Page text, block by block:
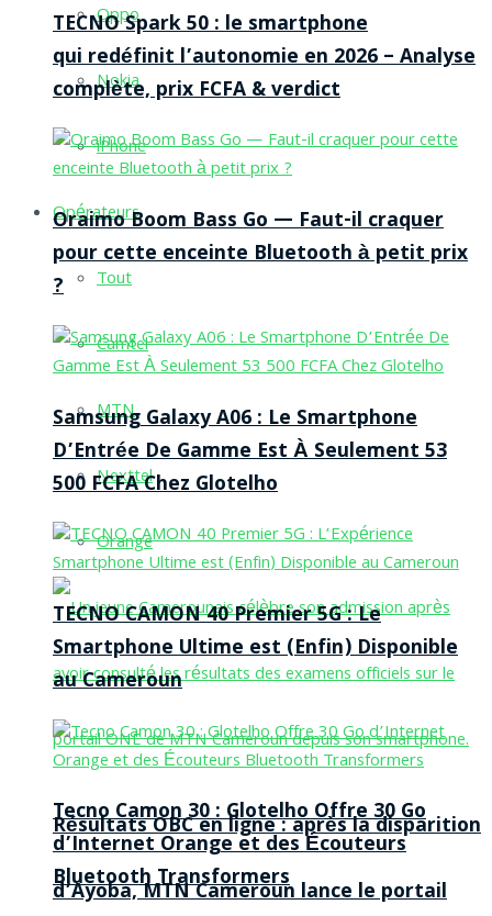
Oppo
Nokia
iPhone
Opérateurs
Tout
Camtel
MTN
Nexttel
Orange
Résultats OBC en ligne : après la disparition
d’Ayoba, MTN Cameroun lance le portail
TECNO Spark 50 : le smartphone
qui redéfinit l’autonomie en 2026 – Analyse
complète, prix FCFA & verdict
Oraimo Boom Bass Go — Faut-il craquer
pour cette enceinte Bluetooth à petit prix
?
Samsung Galaxy A06 : Le Smartphone
D’Entrée De Gamme Est À Seulement 53
500 FCFA Chez Glotelho
TECNO CAMON 40 Premier 5G : Le
Smartphone Ultime est (Enfin) Disponible
au Cameroun
Tecno Camon 30 : Glotelho Offre 30 Go
d’Internet Orange et des Écouteurs
Bluetooth Transformers